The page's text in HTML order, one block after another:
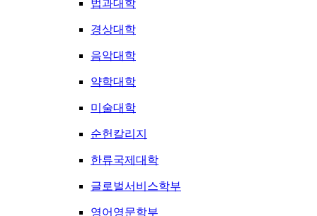
법과대학
경상대학
음악대학
약학대학
미술대학
순헌칼리지
한류국제대학
글로벌서비스학부
영어영문학부